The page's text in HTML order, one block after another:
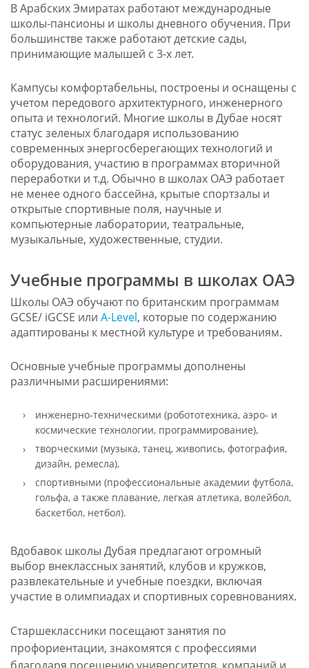
В Арабских Эмиратах работают международные
школы-пансионы и школы дневного обучения. При
большинстве также работают детские сады,
принимающие малышей с 3-х лет.
Кампусы комфортабельны, построены и оснащены с
учетом передового архитектурного, инженерного
опыта и технологий. Многие школы в Дубае носят
статус зеленых благодаря использованию
современных энергосберегающих технологий и
оборудования, участию в программах вторичной
переработки и т.д. Обычно в школах ОАЭ работает
не менее одного бассейна, крытые спортзалы и
открытые спортивные поля, научные и
компьютерные лаборатории, театральные,
музыкальные, художественные, студии.
Учебные программы в школах ОАЭ
Школы ОАЭ обучают по британским программам
GCSE/ iGCSE или A-Level, которые по содержанию
адаптированы к местной культуре и требованиям.
Основные учебные программы дополнены
различными расширениями:
инженерно-техническими (робототехника, аэро- и
космические технологии, программирование),
творческими (музыка, танец, живопись, фотография,
дизайн, ремесла),
спортивными (профессиональные академии футбола,
гольфа, а также плавание, легкая атлетика, волейбол,
баскетбол, нетбол).
Вдобавок школы Дубая предлагают огромный
выбор внеклассных занятий, клубов и кружков,
развлекательные и учебные поездки, включая
участие в олимпиадах и спортивных соревнованиях.
Старшеклассники посещают занятия по
профориентации, знакомятся с профессиями